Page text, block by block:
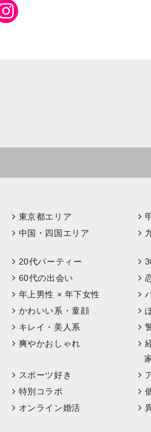
東京都エリア
中国・四国エリア
20代パーティー
60代の出会い
年上男性 × 年下女性
かわいい系・童顔
キレイ・美人系
爽やかおしゃれ
スポーツ好き
特別コラボ
オンライン婚活